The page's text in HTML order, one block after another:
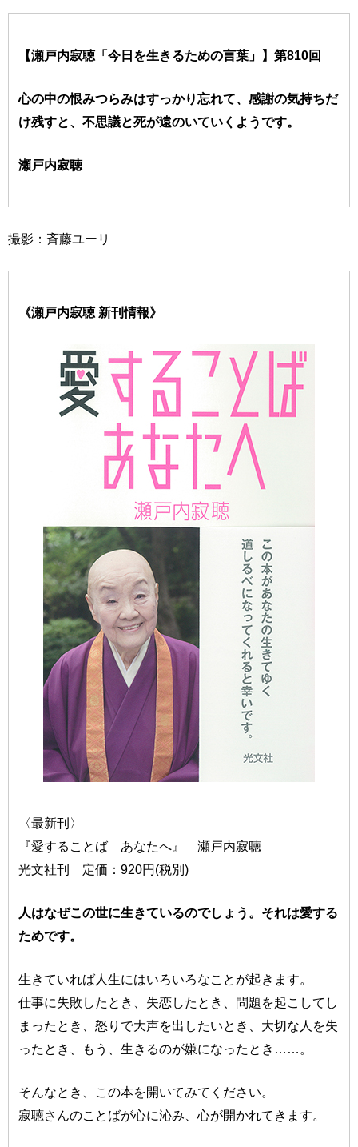
【瀬戸内寂聴「今日を生きるための言葉」】第810回
心の中の恨みつらみはすっかり忘れて、感謝の気持ちだ
け残すと、不思議と死が遠のいていくようです。
瀬戸内寂聴
撮影：斉藤ユーリ
《瀬戸内寂聴 新刊情報》
〈最新刊〉
『愛することば あなたへ』 瀬戸内寂聴
光文社刊 定価：920円(税別)
人はなぜこの世に生きているのでしょう。それは愛する
ためです。
生きていれば人生にはいろいろなことが起きます。
仕事に失敗したとき、失恋したとき、問題を起こしてし
まったとき、怒りで大声を出したいとき、大切な人を失
ったとき、もう、生きるのが嫌になったとき……。
そんなとき、この本を開いてみてください。
寂聴さんのことばが心に沁み、心が開かれてきます。